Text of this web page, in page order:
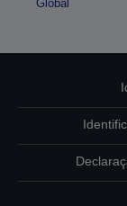
Global